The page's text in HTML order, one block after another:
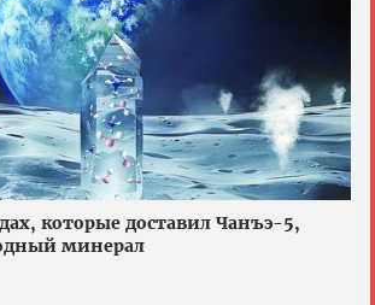
которые доставил Чанъэ-5,
минерал